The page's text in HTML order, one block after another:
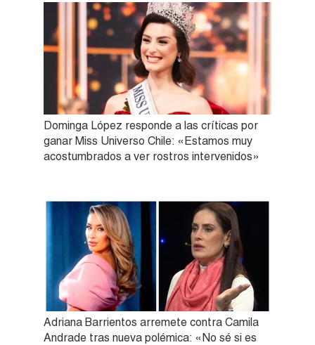
Dominga López responde a las críticas por
ganar Miss Universo Chile: «Estamos muy
acostumbrados a ver rostros intervenidos»
Adriana Barrientos arremete contra Camila
Andrade tras nueva polémica: «No sé si es